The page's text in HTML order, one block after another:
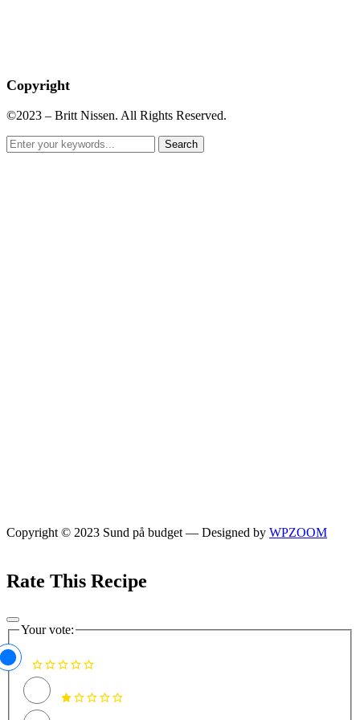
Copyright
©2023 – Britt Nissen. All Rights Reserved.
Copyright © 2023 Sund på budget — Designed by WPZOOM
Rate This Recipe
Your vote: